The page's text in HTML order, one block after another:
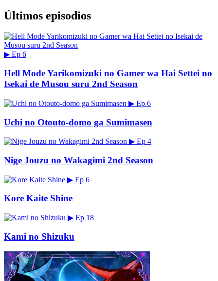
Últimos episodios
▶ Ep 6
Hell Mode Yarikomizuki no Gamer wa Hai Settei no
Isekai de Musou suru 2nd Season
▶ Ep 6
Uchi no Otouto-domo ga Sumimasen
▶ Ep 4
Nige Jouzu no Wakagimi 2nd Season
▶ Ep 6
Kore Kaite Shine
▶ Ep 18
Kami no Shizuku